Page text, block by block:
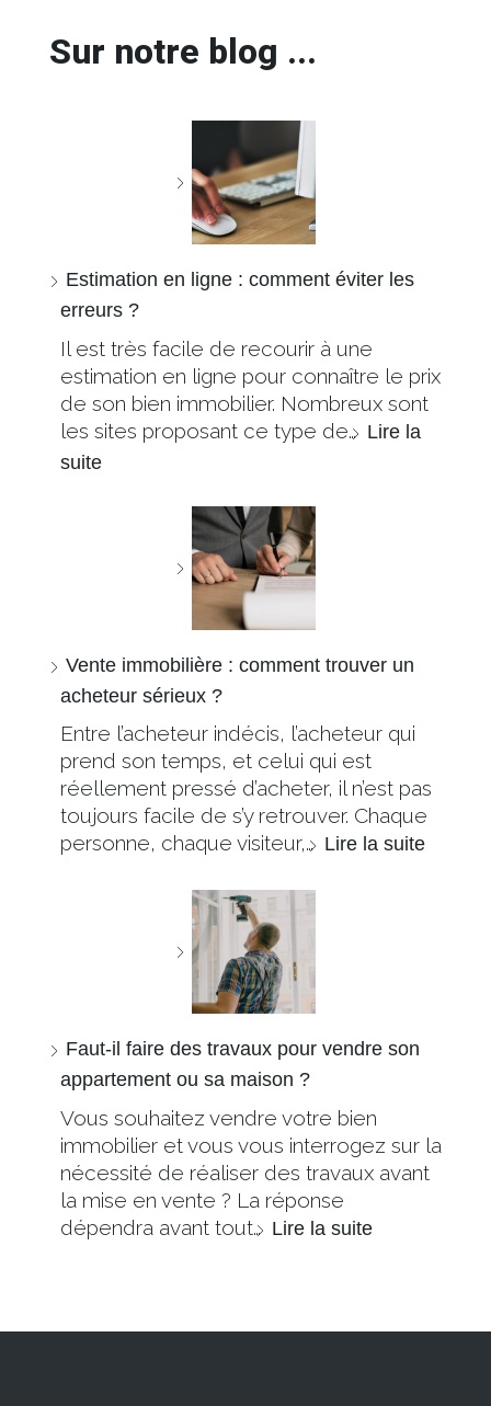
Sur notre blog ...
Estimation en ligne : comment éviter les
erreurs ?
Il est très facile de recourir à une
estimation en ligne pour connaître le prix
de son bien immobilier. Nombreux sont
les sites proposant ce type de… Lire la
suite
Vente immobilière : comment trouver un
acheteur sérieux ?
Entre l’acheteur indécis, l’acheteur qui
prend son temps, et celui qui est
réellement pressé d’acheter, il n’est pas
toujours facile de s’y retrouver. Chaque
personne, chaque visiteur,… Lire la suite
Faut-il faire des travaux pour vendre son
appartement ou sa maison ?
Vous souhaitez vendre votre bien
immobilier et vous vous interrogez sur la
nécessité de réaliser des travaux avant
la mise en vente ? La réponse
dépendra avant tout… Lire la suite